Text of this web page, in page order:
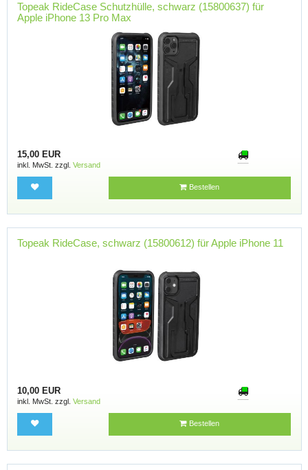
Topeak RideCase Schutzhülle, schwarz (15800637) für
Apple iPhone 13 Pro Max
15,00 EUR
inkl. MwSt. zzgl. Versand
Bestellen
Topeak RideCase, schwarz (15800612) für Apple iPhone 11
10,00 EUR
inkl. MwSt. zzgl. Versand
Bestellen